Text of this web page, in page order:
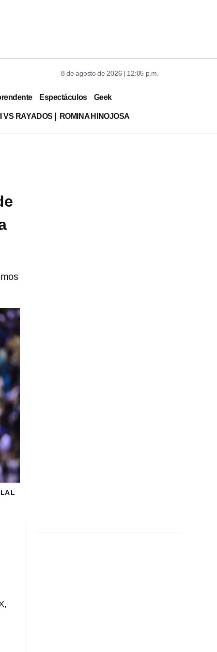
8 de agosto de 2026 | 12:05 p.m.
Espectáculos Geek
VS RAYADOS ROMINA HINOJOSA
L